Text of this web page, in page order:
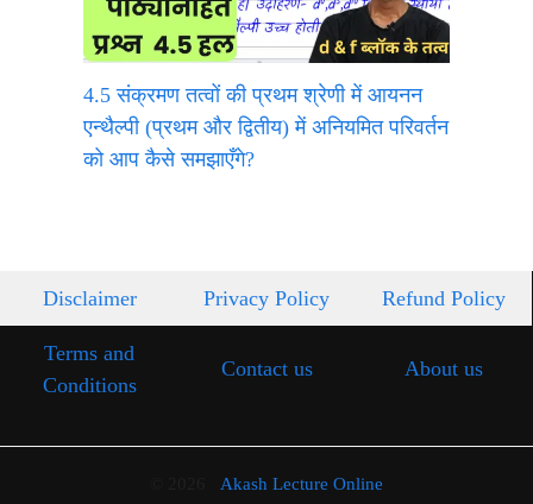
4.5 संक्रमण तत्वों की प्रथम श्रेणी में आयनन
एन्थैल्पी (प्रथम और द्वितीय) में अनियमित परिवर्तन
को आप कैसे समझाएँगे?
Disclaimer Privacy Policy Refund Policy
Terms and
Conditions
Contact us About us
Akash Lecture Online